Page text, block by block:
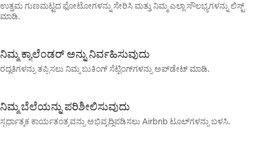
ಉತ್ತಮ ಗುಣಮಟ್ಟದ ಫೋಟೋಗಳನ್ನು ಸೇರಿಸಿ ಮತ್ತು ನಿಮ್ಮ ಎಲ್ಲಾ ಸೌಲಭ್ಯಗಳನ್ನು ಲಿಸ್ಟ್
ಮಾಡಿ.
ನಿಮ್ಮ ಕ್ಯಾಲೆಂಡರ್ ಅನ್ನು ನಿರ್ವಹಿಸುವುದು
ರದ್ದತಿಗಳನ್ನು ತಪ್ಪಿಸಲು ನಿಮ್ಮ ಬುಕಿಂಗ್ ಸೆಟ್ಟಿಂಗ್‍‍ಗಳನ್ನು ಅಪ್‌ಡೇಟ್‌ ಮಾಡಿ.
ನಿಮ್ಮ ಬೆಲೆಯನ್ನು ಪರಿಶೀಲಿಸುವುದು
ಸ್ಪರ್ಧಾತ್ಮಕ ಕಾರ್ಯತಂತ್ರವನ್ನು ಅಭಿವೃದ್ಧಿಪಡಿಸಲು Airbnb ಟೂಲ್‌ಗಳನ್ನು ಬಳಸಿ.